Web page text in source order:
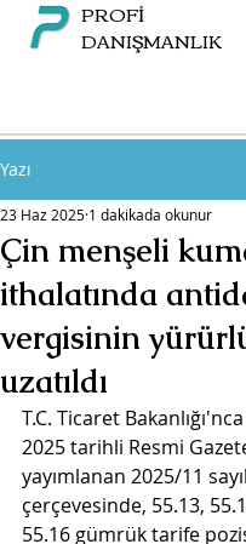
PROFİ
DANIŞMANLIK
Yazı
Çin menşeli
ithalatında
vergisinin
uzatıldı
23 Haz 2025 1 dakikada okunur
T.C. Ticaret
2025 tarihli Resmi
yayımlanan 2025/11
çerçevesinde, 55.13,
55.16 gümrük tarife